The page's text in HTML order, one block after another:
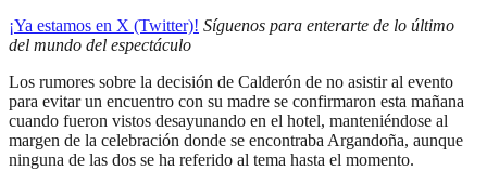
¡Ya estamos en X (Twitter)! Síguenos para enterarte de lo último
del mundo del espectáculo
Los rumores sobre la decisión de Calderón de no asistir al evento
para evitar un encuentro con su madre se confirmaron esta mañana
cuando fueron vistos desayunando en el hotel, manteniéndose al
margen de la celebración donde se encontraba Argandoña, aunque
ninguna de las dos se ha referido al tema hasta el momento.